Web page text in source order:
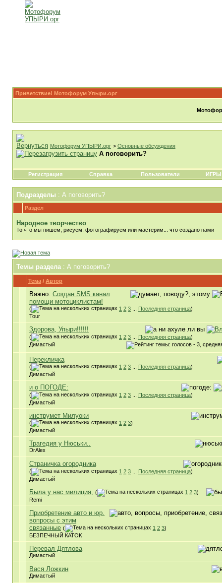
Приветствие! Мотофорум Упыри.орг
Мотофорум УПЫРИ.орг > Основные обсуждения
А поговорить?
Регистрация Справка Пользователи ИГРЫ
Подразделы : А поговорить?
Раздел
Народное творчество
То что мы пишем, рисуем, фотографируем или мастерим... что создано нами
Темы раздела: А поговорить?
Тема / Автор
Важно: Создан SMS канал
помощи мотоциклистам!
( 1 2 3 Последняя страница)
Tour
Здорова, Упыри!!!!!!
( 1 2 3 Последняя страница)
Димастый
Перекличка
( 1 2 3 Последняя страница)
Димастый
и о ПОГОДЕ:
( 1 2 3 Последняя страница)
Димастый
инструмет Милуоки
( 1 2 3)
Димастый
Трагедия у Нюськи..
DrAlex
Страничка огородника
( 1 2 3 Последняя страница)
Димастый
Была у нас милиция, ( 1 2 3)
Remi
Приобретение авто и юр.
вопросы с этим
связанные ( 1 2 3)
БЕЗПЕЧНЫЙ КАТОК
Перевал Дятлова
Димастый
Вася Ложкин
Димастый